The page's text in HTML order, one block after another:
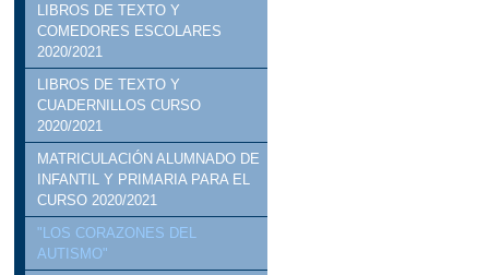
LIBROS DE TEXTO Y
COMEDORES ESCOLARES
2020/2021
LIBROS DE TEXTO Y
CUADERNILLOS CURSO
2020/2021
MATRICULACIÓN ALUMNADO DE
INFANTIL Y PRIMARIA PARA EL
CURSO 2020/2021
"LOS CORAZONES DEL
AUTISMO"